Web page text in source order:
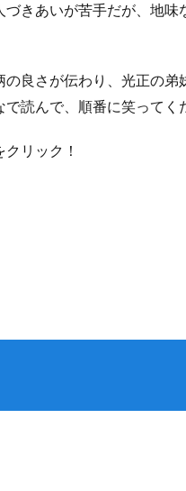
きあいが苦手だが、地
良さが伝わり、光正の
読んで、順番に笑ってく
リック！